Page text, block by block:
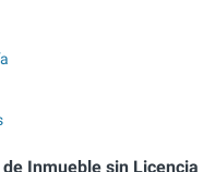
Inmueble sin Licencia